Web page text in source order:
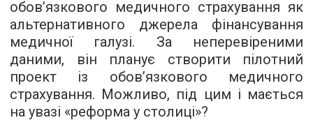
обов’язкового медичного страхування як
альтернативного джерела фінансування
медичної галузі. За неперевіреними
даними, він планує створити пілотний
проект із обов’язкового медичного
страхування. Можливо, під цим і мається
на увазі «реформа у столиці»?